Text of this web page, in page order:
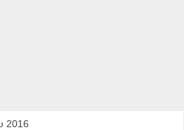
2016